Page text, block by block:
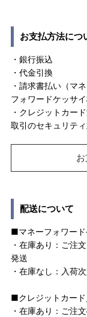
お支払方法につ
・銀行振込
・代金引換
・請求書払い（マ
フォワードケッサ
・クレジットカー
取引のセキュリテ
配送について
■マネーフォワード
・在庫あり：ご注
発送
・在庫なし：入荷
■クレジットカー
・在庫あり：ご注